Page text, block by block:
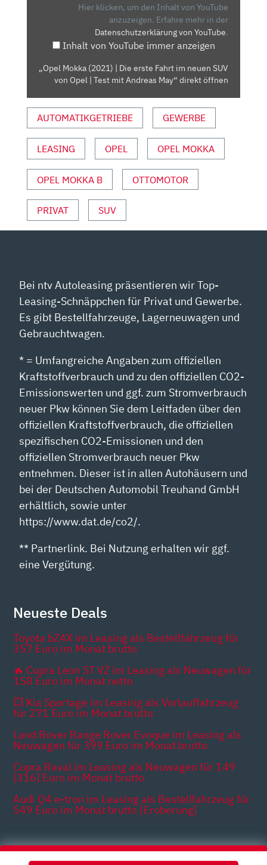
NEUEN
OPEL
MIT
ANDREAS
MAY“
VON
YOUTUBE
ANZEIGEN
Hier klicken, um den Inhalt von YouTube
anzuzeigen. Erfahre mehr in der
Datenschutzerklärung von YouTube.
Inhalt von YouTube immer anzeigen
„Opel Mokka (2021) | Die erste Fahrt im neuen SUV
von Opel | Test mit Andreas May“ direkt öffnen
AUTOMATIKGETRIEBE GEWERBE
LEASING OPEL OPEL MOKKA
OPEL MOKKA B OTTOMOTOR
PRIVAT SUV
Bei ntv Autoleasing präsentieren wir Top-
Leasing-Schnäppchen für Privat und Gewerbe.
Es gibt Bestellfahrzeuge, Lagerneuwagen und
Gebrauchtwagen.
* = Umfangreiche Angaben zum offiziellen
Kraftstoffverbrauch und zu den offiziellen CO2-
Emissionswerten und ggf. zum Stromverbrauch
neuer Pkw können Sie dem Leitfaden über den
offiziellen Kraftstoffverbrauch, die offiziellen
spezifischen CO2-Emissionen und den
offiziellen Stromverbrauch neuer Pkw
entnehmen. Dieser ist in allen Autohäusern und
bei der Deutschen Automobil Treuhand GmbH
erhältlich, sowie unter
https://www.dat.de/co2/.
** Partnerlink. Bei Nutzung erhalten wir ggf.
eine Vergütung.
Neueste Deals
Toyota bZ4X im Leasing als Bestellfahrzeug für
357 Euro im Monat brutto
🔥 Cupra Leon ST VZ im Leasing als Neuwagen für
158 Euro im Monat netto
💥 Kia Sportage im Leasing als Vorlauffahrzeug
für 271 Euro im Monat brutto
Land Rover Range Rover Evoque im Leasing als
Neuwagen für 399 Euro im Monat brutto
Cupra Raval im Leasing als Neuwagen für 149
[316] Euro im Monat brutto
Audi Q4 e-tron im Leasing als Bestellfahrzeug für
549 Euro im Monat brutto [Eroberung]